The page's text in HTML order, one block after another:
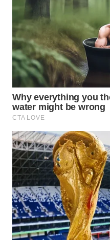
WAHANA
KONSUMEN
WAHANA
LISTRIK
WAHANA
TRAVEL
WAHANA
TV
WAHANANEWS
ID
WAHANANEWS
CO ID
WAHANANEWS